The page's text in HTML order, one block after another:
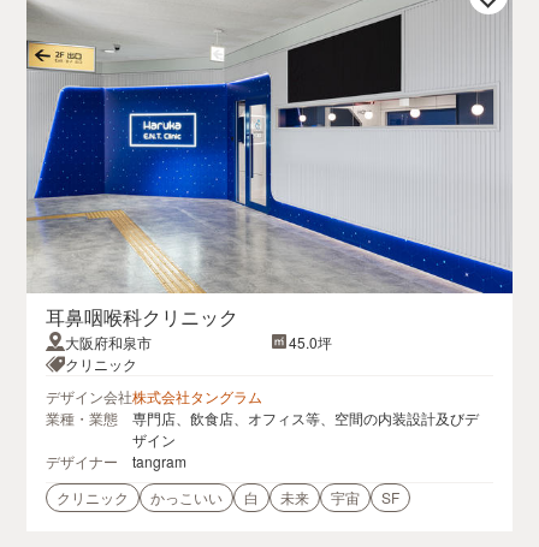
耳鼻咽喉科クリニック
大阪府和泉市
45.0坪
クリニック
デザイン会社株式会社タングラム
業種・業態
専門店、飲食店、オフィス等、空間の内装設計及びデ
ザイン
デザイナー
tangram
クリニック
かっこいい 白 未来 宇宙 SF